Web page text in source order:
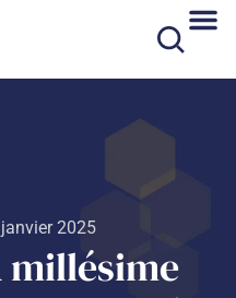
2025
millésime